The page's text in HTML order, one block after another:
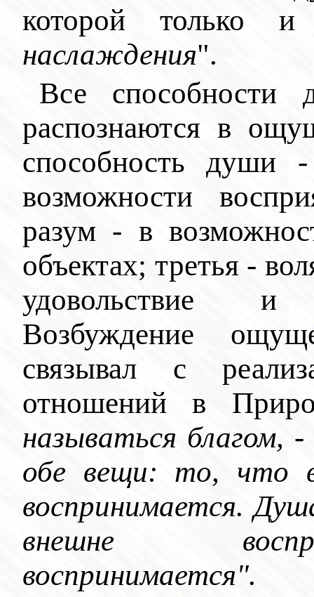
которой только
наслаждения".
Все
распознаются в
способность души
возможности
разум - в
объектах; третья -
удовольствие
Возбуждение
связывал с
отношений в
называться благом,
обе вещи: то, что
воспринимается.
внешне
воспринимается".